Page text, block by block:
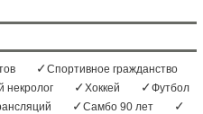
Спортивное гражданство
некролог Хоккей
Футбол
Самбо 90 лет